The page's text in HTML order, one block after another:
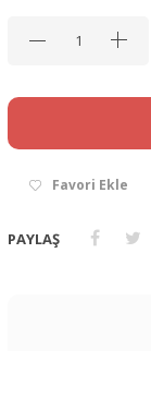
Favori Ekle
PAYLAŞ